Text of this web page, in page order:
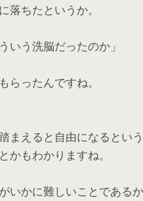
落ちたというか。
いう洗脳だったのか」
らったんですね。
まえると自由になるとい
かもわかりますね。
いかに難しいことであるか